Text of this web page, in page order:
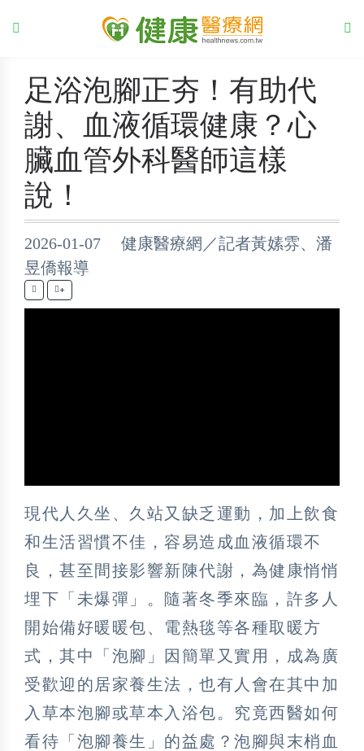
足浴泡腳正夯！有助代
謝、血液循環健康？心
臟血管外科醫師這樣
說！
2026-01-07 健康醫療網／記者黃嫊雰、潘
昱僑報導
+
現代人久坐、久站又缺乏運動，加上飲食
和生活習慣不佳，容易造成血液循環不
良，甚至間接影響新陳代謝，為健康悄悄
埋下「未爆彈」。隨著冬季來臨，許多人
開始備好暖暖包、電熱毯等各種取暖方
式，其中「泡腳」因簡單又實用，成為廣
受歡迎的居家養生法，也有人會在其中加
入草本泡腳或草本入浴包。究竟西醫如何
看待「泡腳養生」的益處？泡腳與末梢血